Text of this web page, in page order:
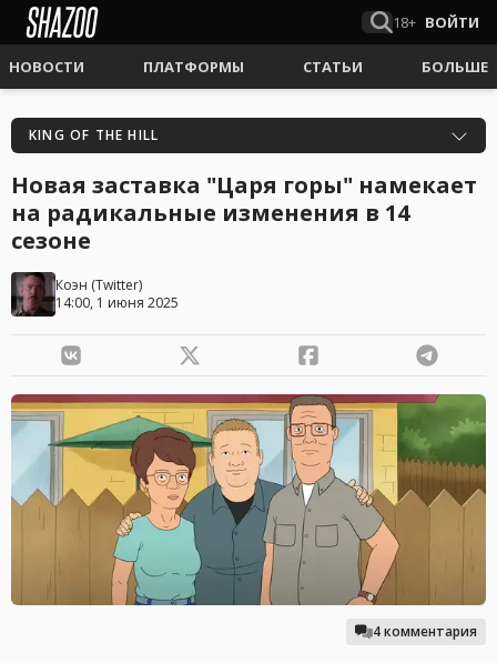
18+ ВОЙТИ
НОВОСТИ ПЛАТФОРМЫ СТАТЬИ БОЛЬШЕ
KING OF THE HILL
Новая заставка "Царя горы" намекает
на радикальные изменения в 14
сезоне
Коэн (Twitter)
14:00, 1 июня 2025
4 комментария